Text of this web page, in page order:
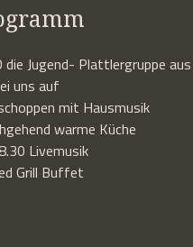
Jugend- Plattlergruppe aus
uns auf
mit Hausmusik
warme Küche
Livemusik
Grill Buffet